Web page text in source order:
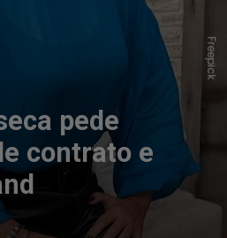
pede
contrato e
Freepick